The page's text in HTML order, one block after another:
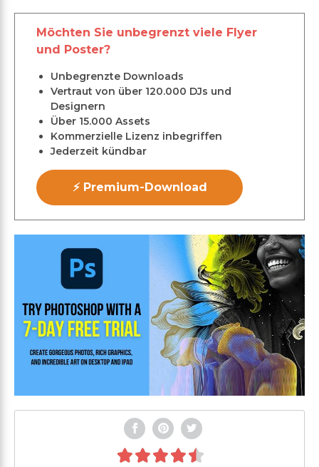
Möchten Sie unbegrenzt viele Flyer
und Poster?
Unbegrenzte Downloads
Vertraut von über 120.000 DJs und
Designern
Über 15.000 Assets
Kommerzielle Lizenz inbegriffen
Jederzeit kündbar
⚡ Premium-Download